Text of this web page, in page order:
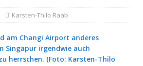
Karsten-Thilo Raab